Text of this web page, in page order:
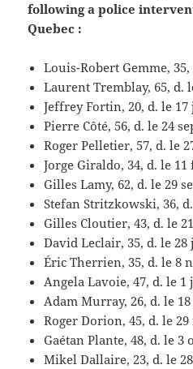
following a police
Quebec :
Louis-Robert Gemme,
Laurent Tremblay, 65, d.
Jeffrey Fortin, 20, d. le 17
Pierre Côté, 56, d. le 24
Roger Pelletier, 57, d. le
Jorge Giraldo, 34, d. le
Gilles Lamy, 62, d. le 29
Stefan Stritzkowski, 36,
Gilles Cloutier, 43, d. le
David Leclair, 35, d. le 28
Éric Therrien, 35, d. le 8
Angela Lavoie, 47, d. le 1
Adam Murray, 26, d. le
Roger Dorion, 45, d. le 29
Gaétan Plante, 48, d. le 3
Mikel Dallaire, 23, d. le